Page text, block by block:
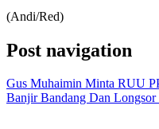
(Andi/Red)
Post navigation
Gus Muhaimin Minta RUU
Banjir Bandang Dan